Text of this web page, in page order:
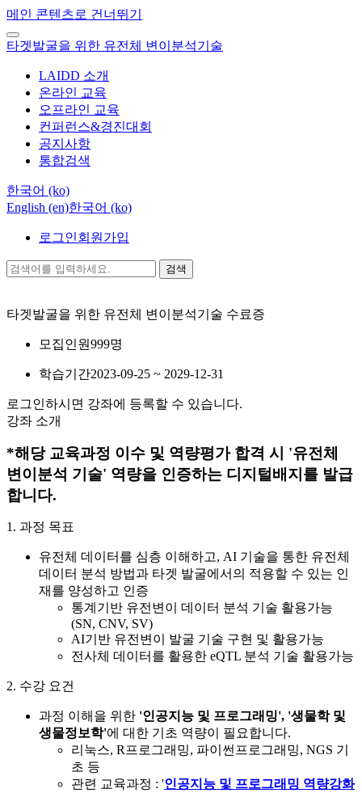
메인 콘텐츠로 건너뛰기
타겟발굴을 위한 유전체 변이분석기술
LAIDD 소개
온라인 교육
오프라인 교육
컨퍼런스&경진대회
공지사항
통합검색
한국어 ‎(ko)‎
English ‎(en)‎한국어 ‎(ko)‎
로그인회원가입
검색
타겟발굴을 위한 유전체 변이분석기술 수료증
모집인원999명
학습기간2023-09-25 ~ 2029-12-31
로그인하시면 강좌에 등록할 수 있습니다.
강좌 소개
*해당 교육과정 이수 및 역량평가 합격 시 '유전체
변이분석 기술' 역량을 인증하는 디지털배지를 발급
합니다.
1. 과정 목표
유전체 데이터를 심층 이해하고, AI 기술을 통한 유전체
데이터 분석 방법과 타겟 발굴에서의 적용할 수 있는 인
재를 양성하고 인증
통계기반 유전변이 데이터 분석 기술 활용가능
(SN, CNV, SV)
AI기반 유전변이 발굴 기술 구현 및 활용가능
전사체 데이터를 활용한 eQTL 분석 기술 활용가능
2. 수강 요건
과정 이해을 위한 '인공지능 및 프로그래밍', '생물학 및
생물정보학'에 대한 기초 역량이 필요합니다.
리눅스, R프로그래밍, 파이썬프로그래밍, NGS 기
초 등
관련 교육과정 : '인공지능 및 프로그래밍 역량강화